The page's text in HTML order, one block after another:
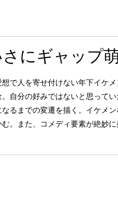
にギャップ
で人を寄せ付けない年下イケ
自分の好みではないと思って
るまでの変遷を描く。イケメ
。また、コメディ要素が絶妙